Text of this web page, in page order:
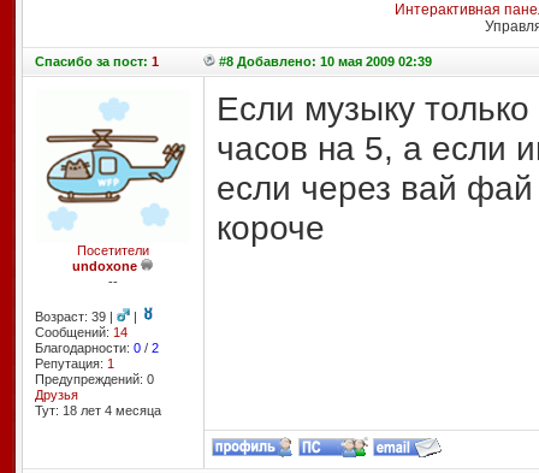
Интерактивная
Спасибоза пост: 1 #8 Добавлено: 10 мая 2009 02:39
Посетители
undoxone
--
Возраст: 39 |
|
Сообщений: 14
Благодарности: 0/ 2
Репутация: 1
Предупреждений: 0
Друзья
Тут: 18 лет 4 месяцa
Если музыку
часов на 5, а если
если через вай
короче